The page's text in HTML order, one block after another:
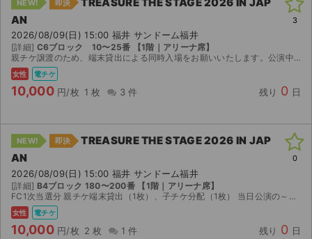
NEW! 即決
AN
2026/08/09(日) 15:00 福井 サンドーム福井
[詳細] C6ブロック 10〜25番 【1階｜アリーナ席】
親チケ譲渡のため、端末貸出による同時入場をお願いいたします。公演中止以外のキャンセルは受けかねますのでよろしくお願いします。
女性 電チケ
10,000 円/枚 1 枚 3 件 残り 0 日
3
NEW! 即決
TREASURE THE STAGE 2026 IN JAP
AN
2026/08/09(日) 15:00 福井 サンドーム福井
[詳細] B4ブロック 180〜200番 【1階｜アリーナ席】
FC1次当選分 親チケ端末貸出（1枚）、子チケ分配（1枚） 当日公演の～30分前に会場付近にてお待ち合わせし、同時入場となります。 ファンクラブ（FC）会員でない方でもお譲り可能です。 ...
女性 電チケ
10,000 円/枚 2 枚 1 件 残り 0 日
0